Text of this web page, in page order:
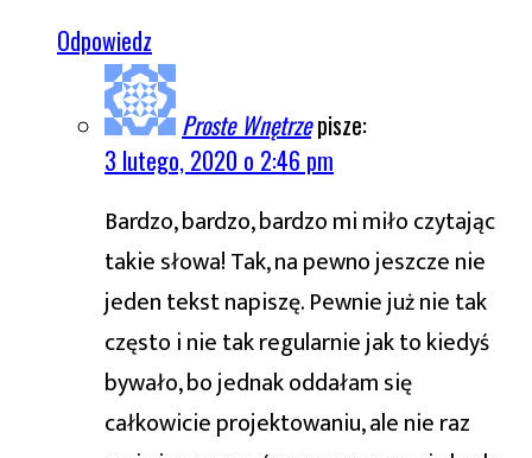
Odpowiedz
Proste Wnętrze pisze:
3 lutego, 2020 o 2:46 pm
Bardzo, bardzo, bardzo mi miło czytając
takie słowa! Tak, na pewno jeszcze nie
jeden tekst napiszę. Pewnie już nie tak
często i nie tak regularnie jak to kiedyś
bywało, bo jednak oddałam się
całkowicie projektowaniu, ale nie raz